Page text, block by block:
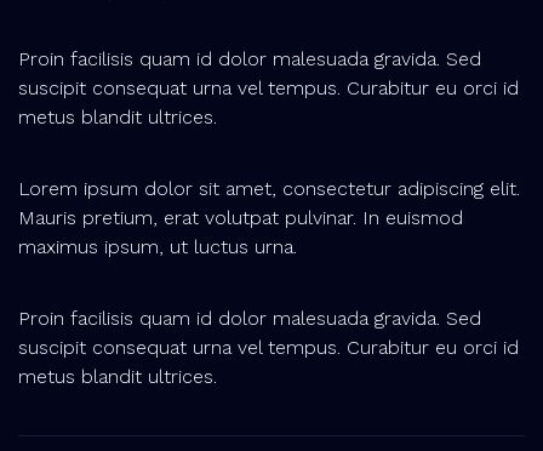
Proin facilisis quam id dolor malesuada gravida. Sed
suscipit consequat urna vel tempus. Curabitur eu orci id
metus blandit ultrices.
Lorem ipsum dolor sit amet, consectetur adipiscing elit.
Mauris pretium, erat volutpat pulvinar. In euismod
maximus ipsum, ut luctus urna.
Proin facilisis quam id dolor malesuada gravida. Sed
suscipit consequat urna vel tempus. Curabitur eu orci id
metus blandit ultrices.